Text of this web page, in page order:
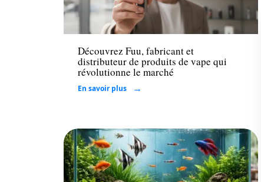
Découvrez Fuu, fabricant et
distributeur de produits de vape qui
révolutionne le marché
En savoir plus